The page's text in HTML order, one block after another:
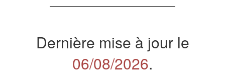
Dernière mise à jour le
06/08/2026.